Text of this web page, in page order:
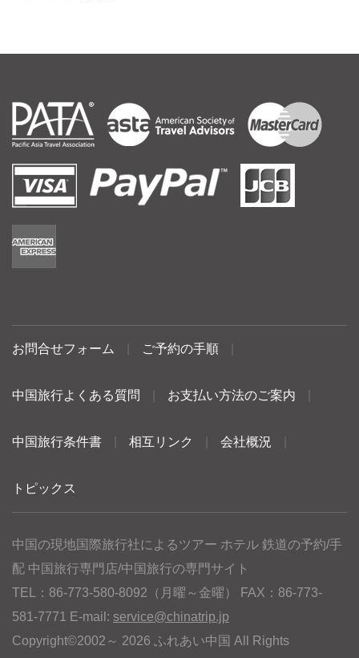
お問合せフォーム ご予約の手順
中国旅行よくある質問 お支払い方法のご案内
中国旅行条件書 相互リンク 会社概況
トピックス
中国の現地国際旅行社によるツアー ホテル 鉄道の予約/手
配 中国旅行専門店/中国旅行の専門サイト
TEL：86-773-580-8092（月曜～金曜） FAX：86-773-
581-7771 E-mail: service@chinatrip.jp
Copyright©2002～ 2026 ふれあい中国 All Rights